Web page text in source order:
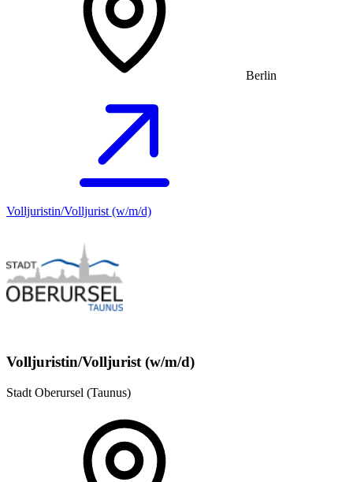
Berlin
Volljuristin/Volljurist (w/m/d)
Volljuristin/Volljurist (w/m/d)
Stadt Oberursel (Taunus)